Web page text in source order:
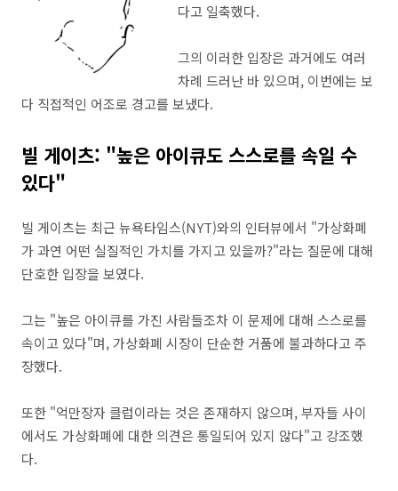
다고 일축했다.
그의 이러한 입장은 과거에도 여러
차례 드러난 바 있으며, 이번에는 보
다 직접적인 어조로 경고를 보냈다.
빌 게이츠: "높은 아이큐도 스스로를 속일 수
있다"
빌 게이츠는 최근 뉴욕타임스(NYT)와의 인터뷰에서 "가상화폐
가 과연 어떤 실질적인 가치를 가지고 있을까?"라는 질문에 대해
단호한 입장을 보였다.
그는 "높은 아이큐를 가진 사람들조차 이 문제에 대해 스스로를
속이고 있다"며, 가상화폐 시장이 단순한 거품에 불과하다고 주
장했다.
또한 "억만장자 클럽이라는 것은 존재하지 않으며, 부자들 사이
에서도 가상화폐에 대한 의견은 통일되어 있지 않다"고 강조했
다.